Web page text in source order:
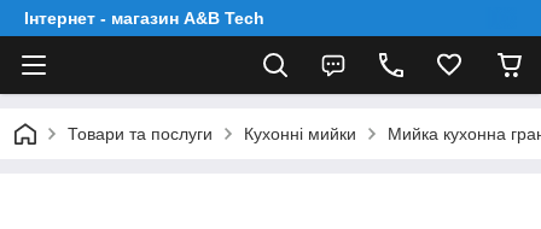
Інтернет - магазин A&B Tech
Товари та послуги Кухонні мийки Мийка кухонна